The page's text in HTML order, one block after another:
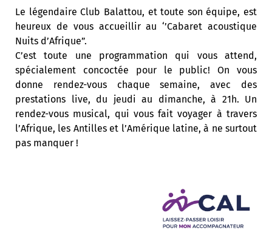
Le légendaire Club Balattou, et toute son équipe, est
heureux de vous accueillir au ‘’Cabaret acoustique
Nuits d’Afrique”.
C’est toute une programmation qui vous attend,
spécialement concoctée pour le public! On vous
donne rendez-vous chaque semaine, avec des
prestations live, du jeudi au dimanche, à 21h. Un
rendez-vous musical, qui vous fait voyager à travers
l’Afrique, les Antilles et l’Amérique latine, à ne surtout
pas manquer !